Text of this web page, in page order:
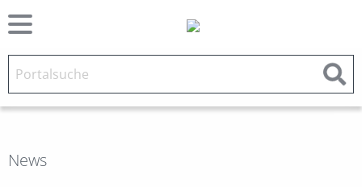
News